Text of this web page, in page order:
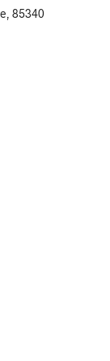
85340